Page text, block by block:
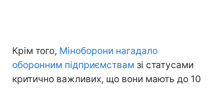
Крім того, Міноборони нагадало
оборонним підприємствам зі статусами
критично важливих, що вони мають до 10